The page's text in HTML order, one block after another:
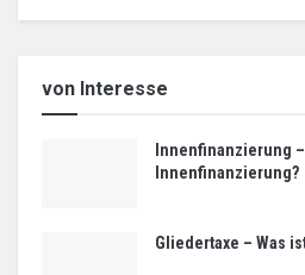
von Interesse
Innenfinanzierung
Innenfinanzierung?
Gliedertaxe – Was